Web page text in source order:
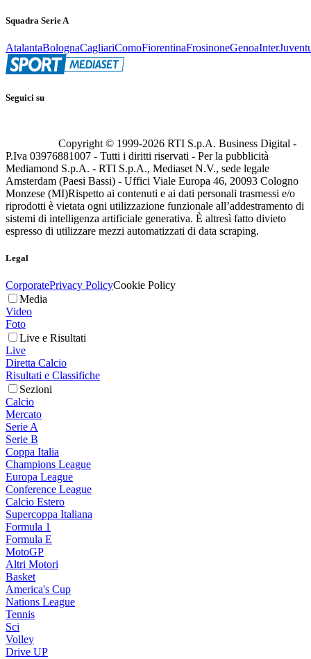
Squadra Serie A
AtalantaBolognaCagliariComoFiorentinaFrosinoneGenoaInter
Seguici su
Copyright © 1999-2026 RTI S.p.A. Business Digital -
P.Iva 03976881007 - Tutti i diritti riservati - Per la pubblicità
Mediamond S.p.A. - RTI S.p.A., Mediaset N.V., sede legale
Amsterdam (Paesi Bassi) - Uffici Viale Europa 46, 20093 Cologno
Monzese (MI)Rispetto ai contenuti e ai dati personali trasmessi e/o
riprodotti è vietata ogni utilizzazione funzionale all’addestramento di
sistemi di intelligenza artificiale generativa. È altresì fatto divieto
espresso di utilizzare mezzi automatizzati di data scraping.
Legal
CorporatePrivacy PolicyCookie Policy
Media
Video
Foto
Live e Risultati
Live
Diretta Calcio
Risultati e Classifiche
Sezioni
Calcio
Mercato
Serie A
Serie B
Coppa Italia
Champions League
Europa League
Conference League
Calcio Estero
Supercoppa Italiana
Formula 1
Formula E
MotoGP
Altri Motori
Basket
America's Cup
Nations League
Tennis
Sci
Volley
Drive UP